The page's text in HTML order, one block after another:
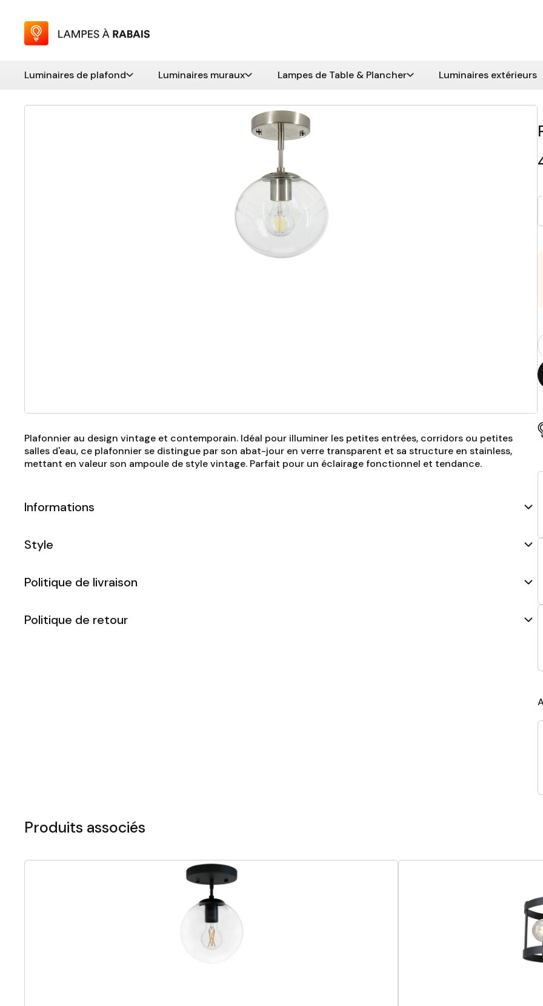
Luminaires de plafond Luminaires muraux Lampes de Table & Plancher Luminaires extérieurs
Plafonnier au design vintage et contemporain. Idéal pour illuminer les petites entrées, corridors ou petites
salles d'eau, ce plafonnier se distingue par son abat-jour en verre transparent et sa structure en stainless,
mettant en valeur son ampoule de style vintage. Parfait pour un éclairage fonctionnel et tendance.
Informations
Style
Politique de livraison
Politique de retour
de
Produits associés